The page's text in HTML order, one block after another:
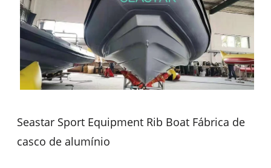
Seastar Sport Equipment Rib Boat Fábrica de
casco de alumínio